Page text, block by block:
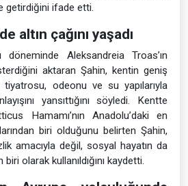
getirdiğini ifade etti.
altın çağını yaşadı
Aleksandreia Troas’ın
aktaran Şahin, kentin geniş
tiyatrosu, odeonu ve su yapılarıyla
yansıttığını söyledi. Kentte
Hamamı’nın Anadolu’daki en
biri olduğunu belirten Şahin,
amacıyla değil, sosyal hayatın da
olarak kullanıldığını kaydetti.